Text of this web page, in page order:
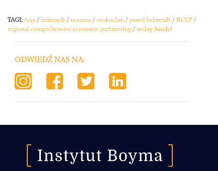
TAGI: Azja /behrendt /oceania /otokoclub /paweł behrendt /RCEP /
regional comprehensive economic partnership /wolny handel
ODWIEDŹ NAS NA: